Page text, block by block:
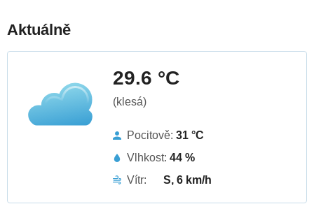
Aktuálně
29.6 °C
(klesá)
Pocitově: 31 °C
Vlhkost: 44 %
Vítr:
S, 6 km/h